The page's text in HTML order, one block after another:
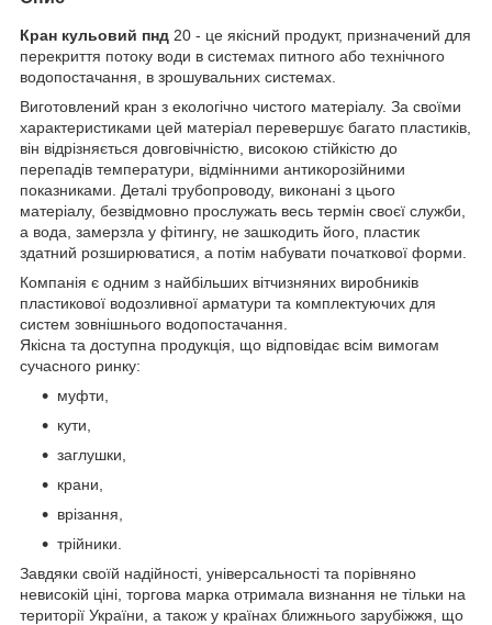
Кран кульовий пнд 20 - це якісний продукт, призначений для
перекриття потоку води в системах питного або технічного
водопостачання, в зрошувальних системах.
Виготовлений кран з екологічно чистого матеріалу. За своїми
характеристиками цей матеріал перевершує багато пластиків,
він відрізняється довговічністю, високою стійкістю до
перепадів температури, відмінними антикорозійними
показниками. Деталі трубопроводу, виконані з цього
матеріалу, безвідмовно прослужать весь термін своєї служби,
а вода, замерзла у фітингу, не зашкодить його, пластик
здатний розширюватися, а потім набувати початкової форми.
Компанія є одним з найбільших вітчизняних виробників
пластикової водозливної арматури та комплектуючих для
систем зовнішнього водопостачання.
Якісна та доступна продукція, що відповідає всім вимогам
сучасного ринку:
муфти,
кути,
заглушки,
крани,
врізання,
трійники.
Завдяки своїй надійності, універсальності та порівняно
невисокій ціні, торгова марка отримала визнання не тільки на
території України, а також у країнах ближнього зарубіжжя, що